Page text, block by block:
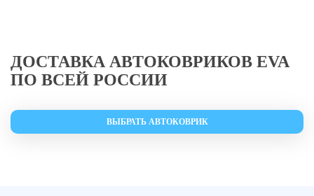
ДОСТАВКА АВТОКОВРИКОВ EVA
ПО ВСЕЙ РОССИИ
ВЫБРАТЬ АВТОКОВРИК